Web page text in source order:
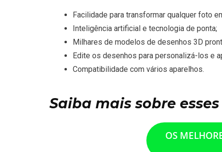
Facilidade para transformar qualquer foto
Inteligência artificial e tecnologia de ponta;
Milhares de modelos de desenhos 3D
Edite os desenhos para personalizá-los e
Compatibilidade com vários aparelhos.
Saiba mais sobre
OS